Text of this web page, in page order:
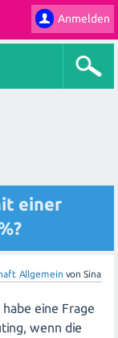
Anmelden
einer
Allgemein von Sina
eine Frage
wenn die